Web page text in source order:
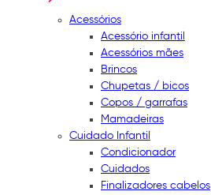
Acessórios
Acessório infantil
Acessórios mães
Brincos
Chupetas / bicos
Copos / garrafas
Mamadeiras
Cuidado Infantil
Condicionador
Cuidados
Finalizadores cabelos